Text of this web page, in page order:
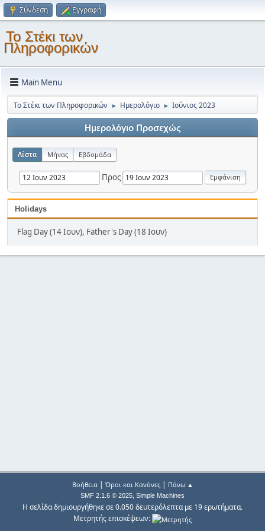
Σύνδεση Εγγραφή
Το Στέκι των
Πληροφορικών
Main Menu
Το Στέκι των Πληροφορικών ► Ημερολόγιο ► Ιούνιος 2023
Ημερολόγιο Προσεχώς
Λίστα Μήνας Εβδομάδα
Προς
Holidays
Flag Day (14 Ιουν), Father's Day (18 Ιουν)
Βοήθεια| Όροι και Κανόνες| Πάνω ▲
SMF 2.1.6 © 2025, Simple Machines
Η σελίδα δημιουργήθηκε σε 0.050 δευτερόλεπτα με 19 ερωτήματα.
Μετρητής επισκέψεων: